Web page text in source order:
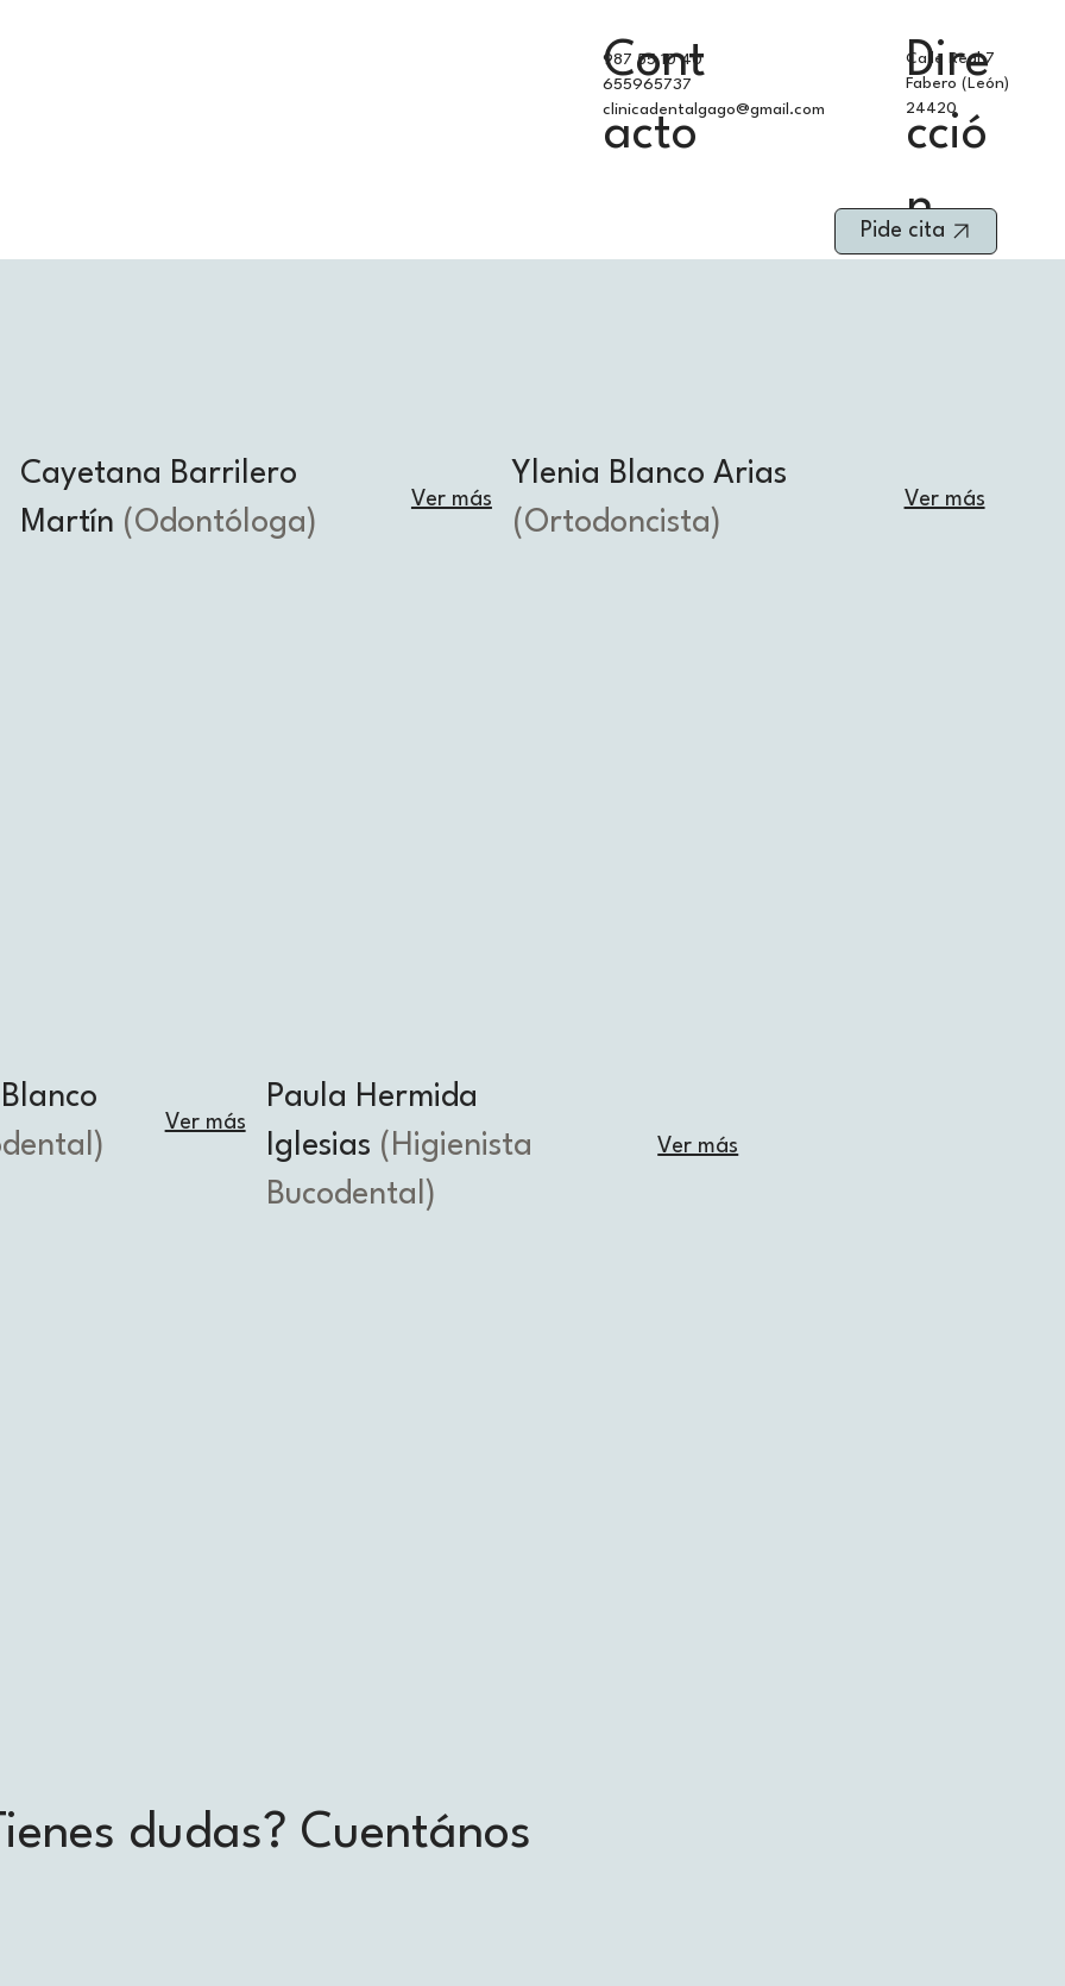
Cont
acto
987 55 10 40
655965737
clinicadentalgago@gmail.com
Calle Real 7
Fabero (León)
24420
Dire
cció
n
Pide cita
Ver más
Cayetana Barrilero
Martín (Odontóloga)
Ver más
Ylenia Blanco Arias
(Ortodoncista)
Ver más
Ver más
Paula Hermida
Iglesias (Higienista
Bucodental)
dudas? Cuentános